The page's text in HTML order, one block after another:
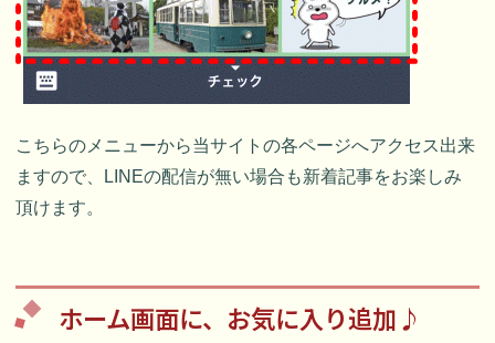
こちらのメニューから当サイトの各ページへアクセス出来
ますので、LINEの配信が無い場合も新着記事をお楽しみ
頂けます。
ホーム画面に、お気に入り追加♪